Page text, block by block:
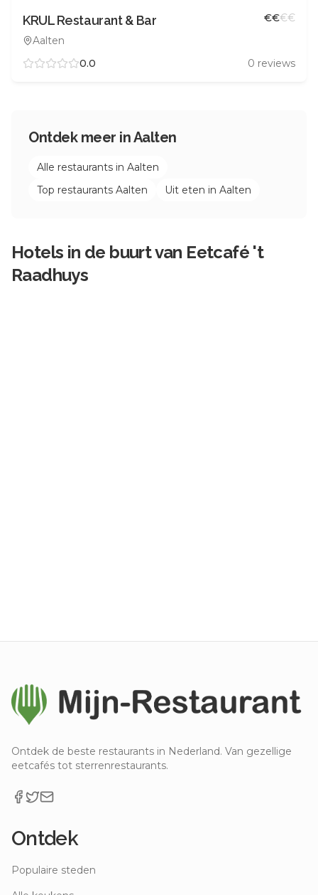
KRUL Restaurant & Bar
Aalten
€€€€
0.0 0 reviews
Ontdek meer inAalten
Alle restaurants in Aalten
Top restaurants Aalten Uit eten in Aalten
Hotels in de buurt van Eetcafé 't
Raadhuys
Ontdek de beste restaurants in Nederland. Van gezellige
eetcafés tot sterrenrestaurants.
Ontdek
Populaire steden